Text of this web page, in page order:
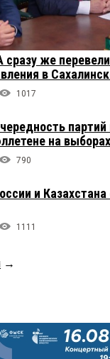
же
в
1017
партий
на выборах
790
и
1111
→